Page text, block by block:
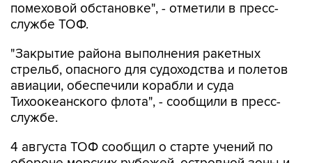
"Закрытие района выполнения ракетных
авиации, обеспечили корабли и суда
Тихоокеанского флота", - сообщили в пресс-
службе.
4 августа ТОФ сообщил о старте учений по
прибрежной территории Дальнего Востока.